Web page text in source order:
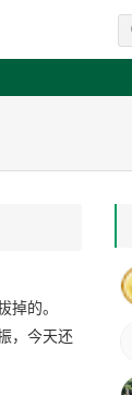
的。
，今天还